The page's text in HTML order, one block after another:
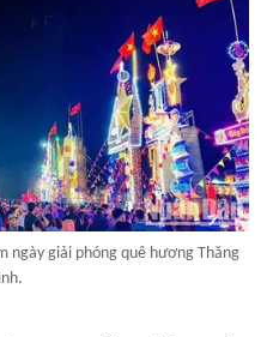
ngày giải phóng quê hương Thăng